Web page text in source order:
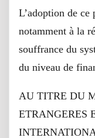
L’adoption de
notamment à la
souffrance du
du niveau de
AU TITRE DU
ETRANGERES